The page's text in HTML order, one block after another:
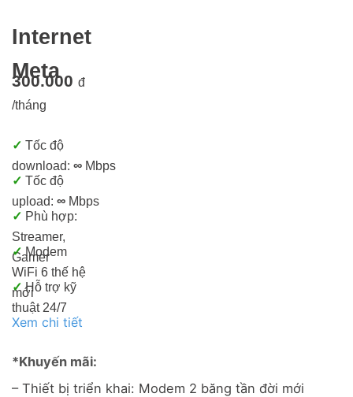
Internet
Meta
300.000 đ
/tháng
✓ Tốc độ
download: ∞ Mbps
✓ Tốc độ
upload: ∞ Mbps
✓ Phù hợp:
Streamer,
Gamer
✓Modem
WiFi 6 thế hệ
mới
✓Hỗ trợ kỹ
thuật 24/7
Xem chi tiết
*Khuyến mãi:
– Thiết bị triển khai: Modem 2 băng tần đời mới